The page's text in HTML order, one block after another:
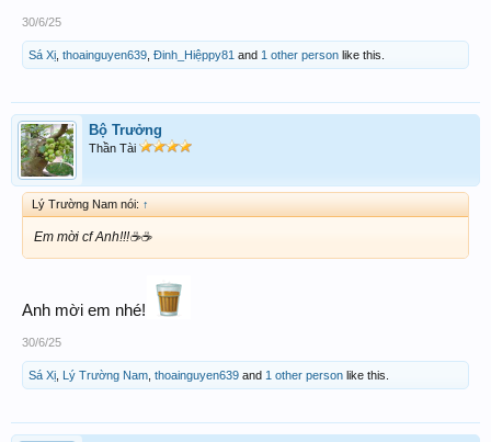
30/6/25
Sá Xị thoainguyen639 Đinh_Hiệppy81 and 1 other person like this.
Bộ Trưởng
Thần Tài
Lý Trường Nam nói: ↑
Em mời cf Anh!!!☕️☕️
Anh mời em nhé!
30/6/25
Sá Xị Lý Trường Nam thoainguyen639 and 1 other person like this.